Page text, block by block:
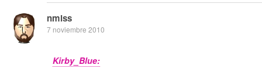
nmlss
7 noviembre 2010
Kirby_Blue: